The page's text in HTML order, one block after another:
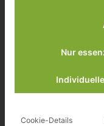
Nur
Cookie-Details